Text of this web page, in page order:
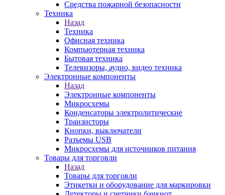
Средства пожарной безопасности
Техника
Назад
Техника
Офисная техника
Компьютерная техника
Бытовая техника
Телевизоры, аудио, видео техника
Электронные компоненты
Назад
Электронные компоненты
Микросхемы
Конденсаторы электролитические
Транзисторы
Кнопки, выключатели
Разъемы USB
Микросхемы для источников питания
Товары для торговли
Назад
Товары для торговли
Этикетки и оборудование для маркировки